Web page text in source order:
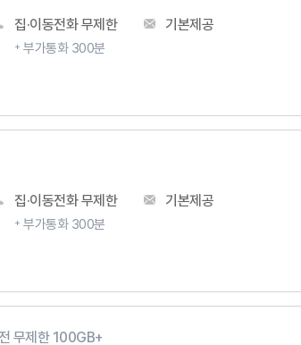
집·이동전화 무제한
부가통화 300분
기본제공
집·이동전화 무제한
부가통화 300분
기본제공
무제한 100GB+